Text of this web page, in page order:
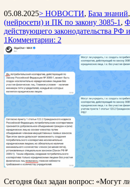
05.08.2025> НОВОСТИ, База знаний,
(нейросети) и ПК по закону 3085-1 ,
действующего законодательства РФ
1Комментарии: 2
Сегодня был задан вопрос: «Могут